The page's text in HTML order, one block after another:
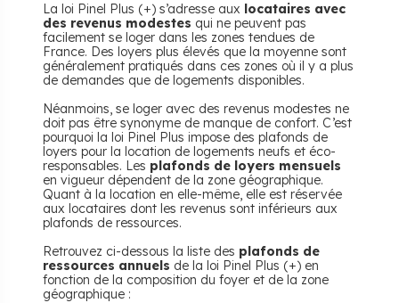
La loi Pinel Plus (+) s’adresse aux locataires avec
des revenus modestes qui ne peuvent pas
facilement se loger dans les zones tendues de
France. Des loyers plus élevés que la moyenne sont
généralement pratiqués dans ces zones où il y a plus
de demandes que de logements disponibles.
Néanmoins, se loger avec des revenus modestes ne
doit pas être synonyme de manque de confort. C’est
pourquoi la loi Pinel Plus impose des plafonds de
loyers pour la location de logements neufs et éco-
responsables. Les plafonds de loyers mensuels
en vigueur dépendent de la zone géographique.
Quant à la location en elle-même, elle est réservée
aux locataires dont les revenus sont inférieurs aux
plafonds de ressources.
Retrouvez ci-dessous la liste des plafonds de
ressources annuels de la loi Pinel Plus (+) en
fonction de la composition du foyer et de la zone
géographique :